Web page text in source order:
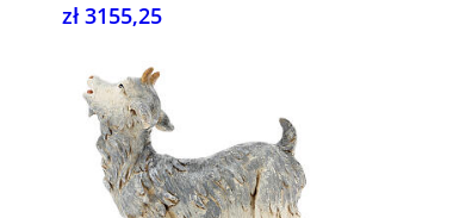
zł 3155,25